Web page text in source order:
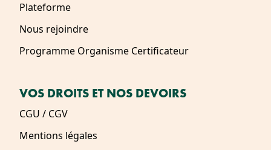
Plateforme
Nous rejoindre
Programme Organisme Certificateur
VOS DROITS ET NOS DEVOIRS
CGU / CGV
Mentions légales